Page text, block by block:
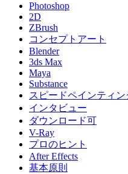
Photoshop
2D
ZBrush
コンセプトアート
Blender
3ds Max
Maya
Substance
スピードペインティン
インタビュー
ダウンロード可
V-Ray
プロのヒント
After Effects
基本原則